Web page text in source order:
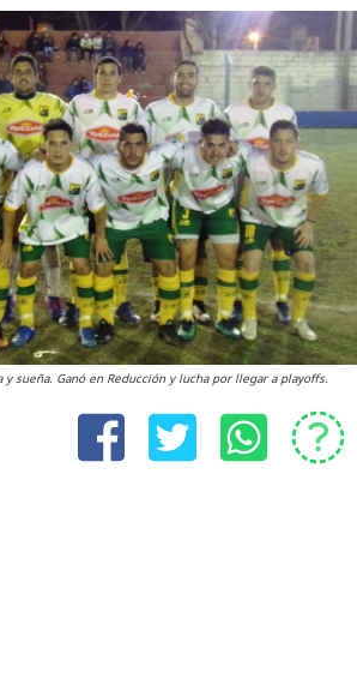
y sueña. Ganó en Reducción y lucha por llegar a playoffs.